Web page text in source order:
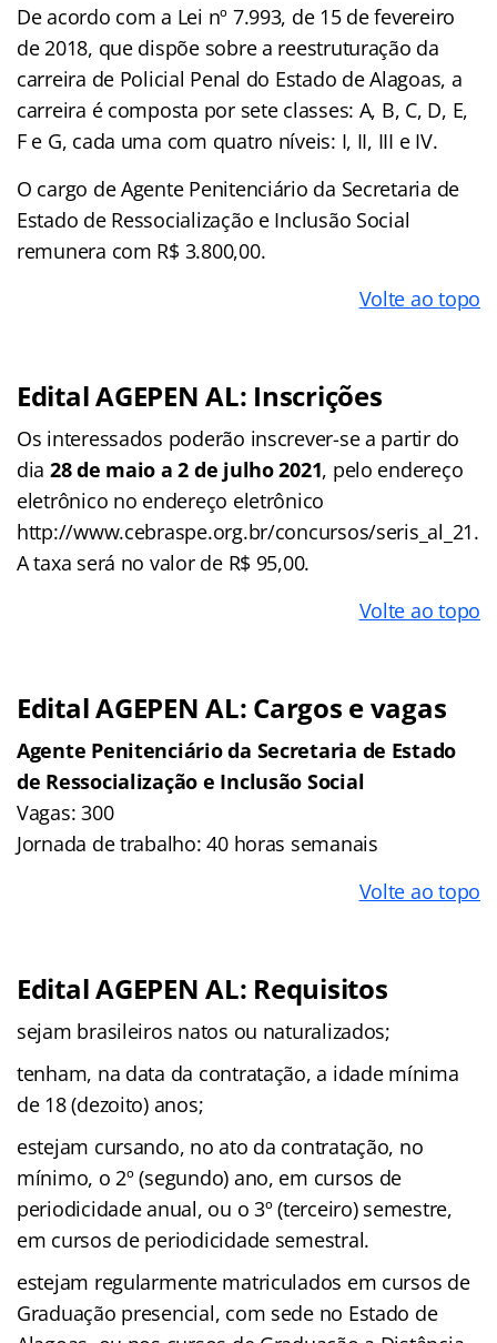
De acordo com a Lei nº 7.993, de 15 de fevereiro
de 2018, que dispõe sobre a reestruturação da
carreira de Policial Penal do Estado de Alagoas, a
carreira é composta por sete classes: A, B, C, D, E,
F e G, cada uma com quatro níveis: I, II, III e IV.
O cargo de Agente Penitenciário da Secretaria de
Estado de Ressocialização e Inclusão Social
remunera com R$ 3.800,00.
Volte ao topo
Edital AGEPEN AL: Inscrições
Os interessados poderão inscrever-se a partir do
dia 28 de maio a 2 de julho 2021, pelo endereço
eletrônico no endereço eletrônico
http://www.cebraspe.org.br/concursos/seris_al_21.
A taxa será no valor de R$ 95,00.
Volte ao topo
Edital AGEPEN AL: Cargos e vagas
Agente Penitenciário da Secretaria de Estado
de Ressocialização e Inclusão Social
Vagas: 300
Jornada de trabalho: 40 horas semanais
Volte ao topo
Edital AGEPEN AL: Requisitos
sejam brasileiros natos ou naturalizados;
tenham, na data da contratação, a idade mínima
de 18 (dezoito) anos;
estejam cursando, no ato da contratação, no
mínimo, o 2º (segundo) ano, em cursos de
periodicidade anual, ou o 3º (terceiro) semestre,
em cursos de periodicidade semestral.
estejam regularmente matriculados em cursos de
Graduação presencial, com sede no Estado de